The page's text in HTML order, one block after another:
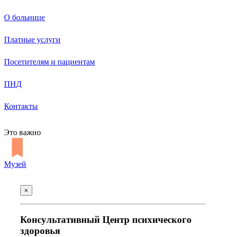
О больнице
Платные услуги
Посетителям и пациентам
ПНД
Контакты
Это важно
Музей
×
Консультативный Центр психического
здоровья